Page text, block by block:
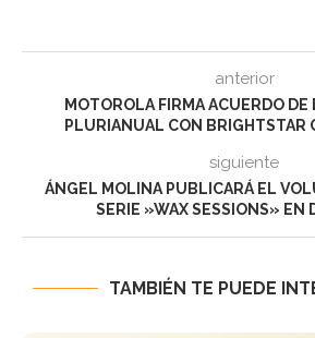
anterior
MOTOROLA FIRMA ACUERDO DE
PLURIANUAL CON BRIGHTSTAR
siguiente
ÁNGEL MOLINA PUBLICARÁ EL
SERIE »WAX SESSIONS» EN
TAMBIÉN TE PUEDE